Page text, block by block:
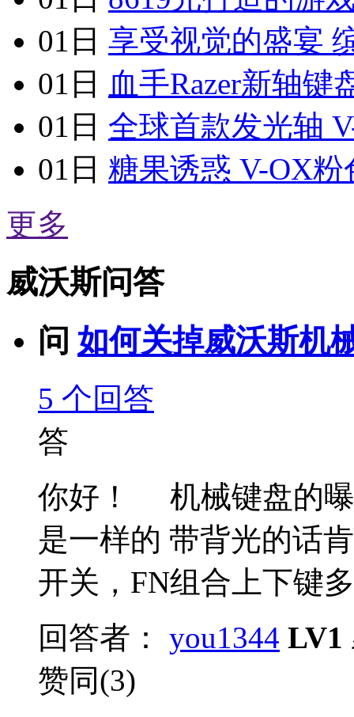
01日 享受视觉的盛宴
01日 血手Razer新轴键
01日 全球首款发光轴
01日 糖果诱惑 V-OX
更多
威沃斯问答
问 如何关掉威沃斯机
5 个回答
答
你好！ 机械键盘的曝
是一样的 带背光的话
开关，FN组合上下键
回答者：
you1344 LV1
赞同(3)